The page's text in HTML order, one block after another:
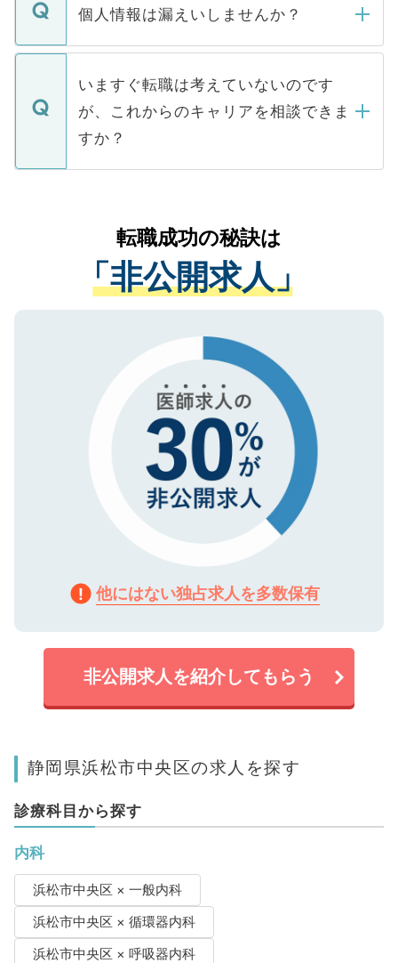
■応募殺到を避けるため 人気のある医療機
関を公にしてしまうと、応募が殺到する場
に、医療機関が求める条件に合った人材の
みを人材紹介会社に依頼するケースが増え
ています。
ん。また、仮に応募先から内定をいただい
定を承諾する必要はありません。内定先へ
の辞退の連絡はキャリアパートナーが行い
個人情報は漏えいしませんか？
個人情報が漏えいすることはありませんの
で、ご安心ください。当サイトからの登録
などで収集したご登録者様の個人情報は、
ご本人のキャリアアップおよび転職活動の
支援を目的に使用いたします。お預かりし
ているすべての個人データはご本人の許可
は、個人情報の取り扱いについての厳密な
管理基準を満たした事業者のみに付与され
る、プライバシーマークを取得済みです。
で、機密保持に関してもご安心ください。
いますぐ転職は考えていないのです
が、これからのキャリアを相談できま
すか？
かがいして、現在の医療機関の状況や紹介
経験をまじえながら、適切なアドバイスを
させていただきます。すぐにご転職をされ
ない方には、長期的なサポートが可能です
ので、まずはご登録ください。
転職成功の秘訣は
「非公開求人」
他にはない独占求人を多数保有
非公開求人を紹介してもらう
静岡県浜松市中央区の求人を探す
診療科目から探す
内科
浜松市中央区 × 一般内科
浜松市中央区 × 循環器内科
浜松市中央区 × 呼吸器内科